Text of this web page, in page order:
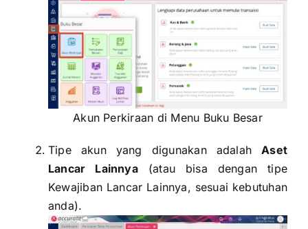
Akun Perkiraan di Menu Buku Besar
Tipe akun yang digunakan adalahAset
Lancar Lainnya(atau bisa dengan tipe
Kewajiban Lancar Lainnya, sesuai kebutuhan
anda).